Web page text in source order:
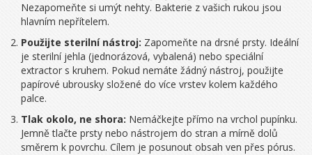
Nezapomeňte si umýt nehty. Bakterie z vašich rukou jsou
hlavním nepřítelem.
Použijte sterilní nástroj: Zapomeňte na drsné prsty. Ideální
je sterilní jehla (jednorázová, vybalená) nebo speciální
extractor s kruhem. Pokud nemáte žádný nástroj, použijte
papírové ubrousky složené do více vrstev kolem každého
palce.
Tlak okolo, ne shora: Nemáčkejte přímo na vrchol pupínku.
Jemně tlačte prsty nebo nástrojem do stran a mírně dolů
směrem k povrchu. Cílem je posunout obsah ven přes pórus.